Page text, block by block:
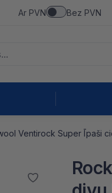
Ar PVN Bez PVN
Ventirock Super Īpaši